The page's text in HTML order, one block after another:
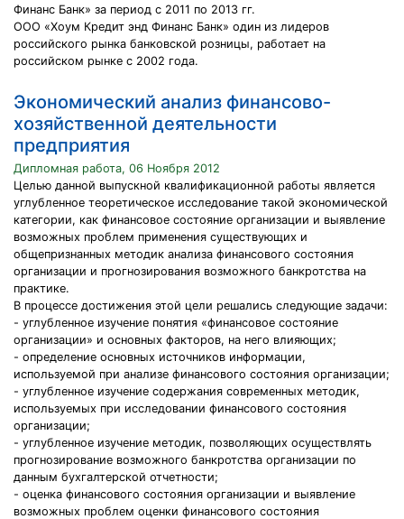
Финанс Банк» за период с 2011 по 2013 гг.
ООО «Хоум Кредит энд Финанс Банк» один из лидеров
российского рынка банковской розницы, работает на
российском рынке с 2002 года.
Экономический анализ финансово-
хозяйственной деятельности
предприятия
Дипломная работа, 06 Ноября 2012
Целью данной выпускной квалификационной работы является
углубленное теоретическое исследование такой экономической
категории, как финансовое состояние организации и выявление
возможных проблем применения существующих и
общепризнанных методик анализа финансового состояния
организации и прогнозирования возможного банкротства на
практике.
В процессе достижения этой цели решались следующие задачи:
- углубленное изучение понятия «финансовое состояние
организации» и основных факторов, на него влияющих;
- определение основных источников информации,
используемой при анализе финансового состояния организации;
- углубленное изучение содержания современных методик,
используемых при исследовании финансового состояния
организации;
- углубленное изучение методик, позволяющих осуществлять
прогнозирование возможного банкротства организации по
данным бухгалтерской отчетности;
- оценка финансового состояния организации и выявление
возможных проблем оценки финансового состояния